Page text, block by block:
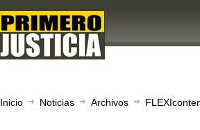
Inicio Noticias Archivos